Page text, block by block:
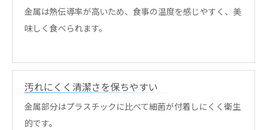
金属は熱伝導率が高いため、食事の温度を感じやすく、美
味しく食べられます。
汚れにくく清潔さを保ちやすい
金属部分はプラスチックに比べて細菌が付着しにくく衛生
的です。